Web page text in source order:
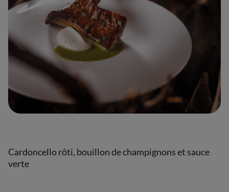
Cardoncello rôti, bouillon de champignons et sauce
verte